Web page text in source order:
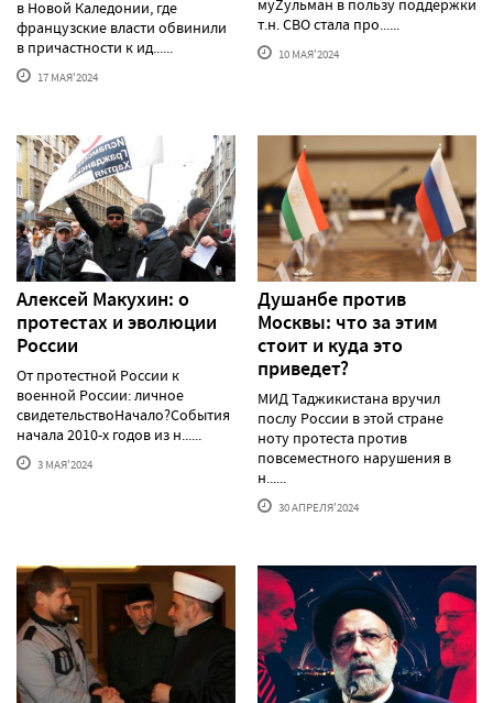
в Новой Каледонии, где
французские власти обвинили
в причастности к ид......
17 МАЯ'2024
муZульман в пользу поддержки
т.н. СВО стала про......
10 МАЯ'2024
Алексей Макуxин: о
протестаx и эволюции
России
От протестной России к
военной России: личное
свидетельствоНачало?События
начала 2010-х годов из н......
3 МАЯ'2024
Душанбе против
Москвы: что за этим
стоит и куда это
приведет?
МИД Таджикистана вручил
послу России в этой стране
ноту протеста против
повсеместного нарушения в
н......
30 АПРЕЛЯ'2024